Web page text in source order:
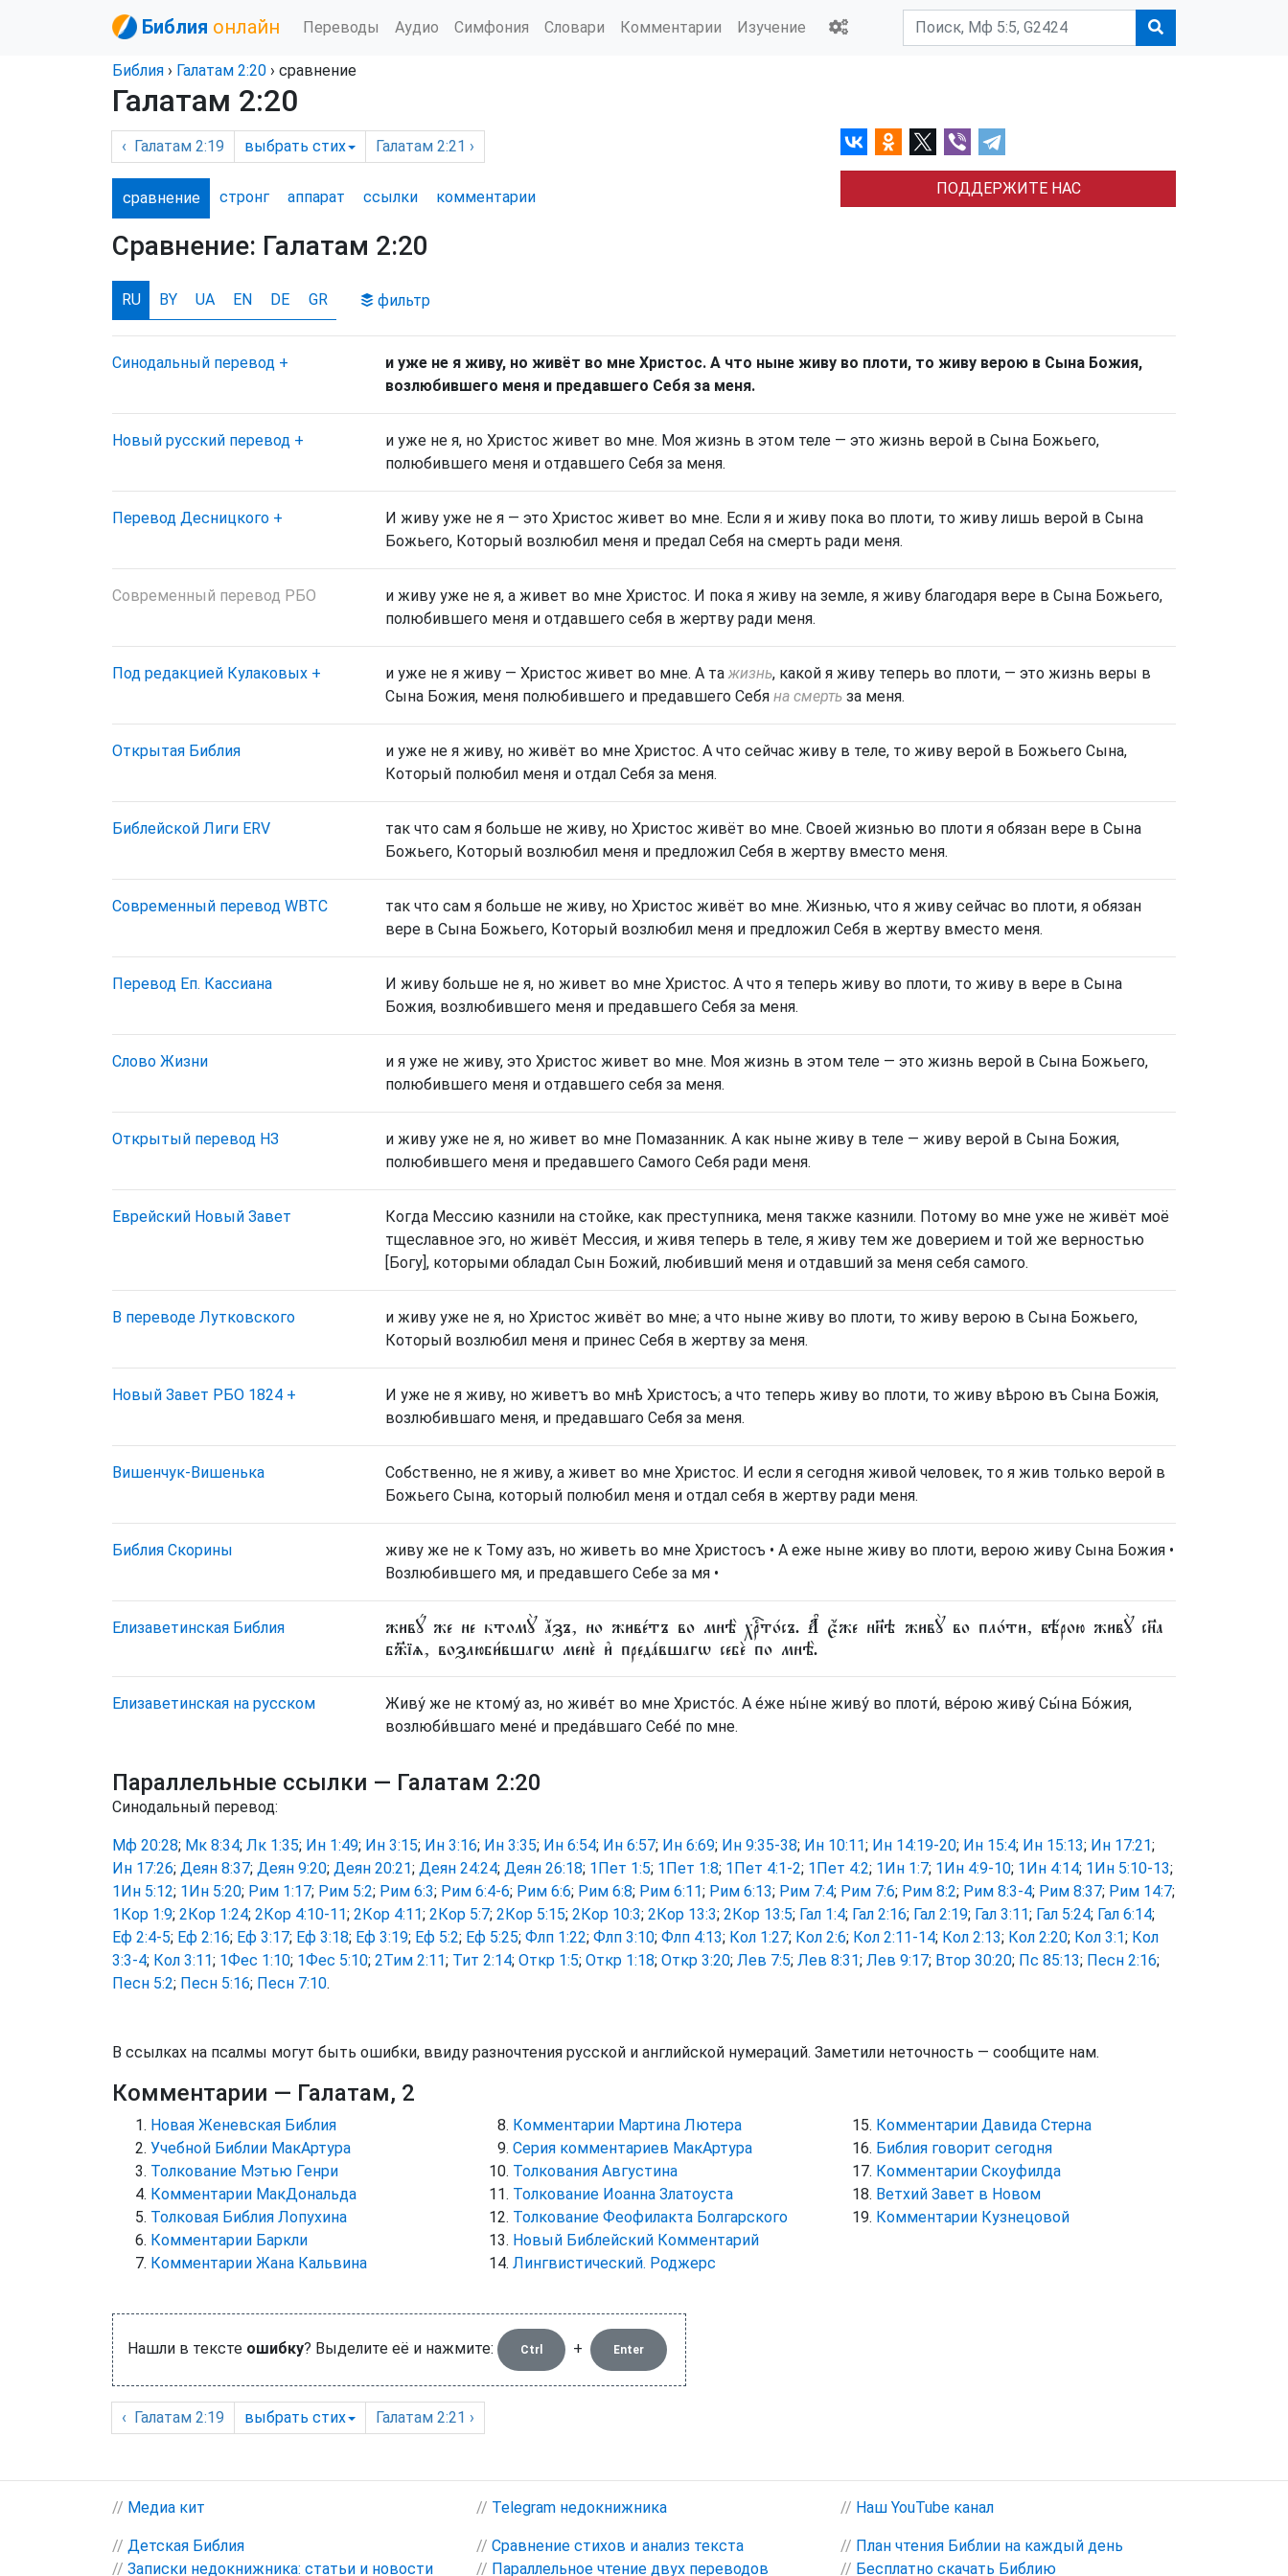
Библия онлайн Переводы Аудио Симфония Словари Комментарии Изучение
Библия › Галатам 2:20 › сравнение
Галатам 2:20
‹ Галатам 2:19 выбрать стих Галатам 2:21 ›
сравнение стронг аппарат ссылки комментарии ПОДДЕРЖИТЕ НАС
Сравнение: Галатам 2:20
RU BY UA EN DE GR фильтр
Синодальный перевод +
и уже не я живу, но живёт во мне Христос. А что ныне живу во плоти, то живу верою в Сына Божия,
возлюбившего меня и предавшего Себя за меня.
Новый русский перевод +
и уже не я, но Христос живет во мне. Моя жизнь в этом теле — это жизнь верой в Сына Божьего,
полюбившего меня и отдавшего Себя за меня.
Перевод Десницкого +
И живу уже не я — это Христос живет во мне. Если я и живу пока во плоти, то живу лишь верой в Сына
Божьего, Который возлюбил меня и предал Себя на смерть ради меня.
Современный перевод РБО
и живу уже не я, а живет во мне Христос. И пока я живу на земле, я живу благодаря вере в Сына Божьего,
полюбившего меня и отдавшего себя в жертву ради меня.
Под редакцией Кулаковых + и уже не я живу — Христос живет во мне. А тажизнь, какой я живу теперь во плоти, — это жизнь веры в
Сына Божия, меня полюбившего и предавшего Себя на смерть за меня.
Открытая Библия
и уже не я живу, но живёт во мне Христос. А что сейчас живу в теле, то живу верой в Божьего Сына,
Который полюбил меня и отдал Себя за меня.
Библейской Лиги ERV
так что сам я больше не живу, но Христос живёт во мне. Своей жизнью во плоти я обязан вере в Сына
Божьего, Который возлюбил меня и предложил Себя в жертву вместо меня.
Cовременный перевод WBTC
так что сам я больше не живу, но Христос живёт во мне. Жизнью, что я живу сейчас во плоти, я обязан
вере в Сына Божьего, Который возлюбил меня и предложил Себя в жертву вместо меня.
Перевод Еп. Кассиана
И живу больше не я, но живет во мне Христос. А что я теперь живу во плоти, то живу в вере в Сына
Божия, возлюбившего меня и предавшего Себя за меня.
Слово Жизни
и я уже не живу, это Христос живет во мне. Моя жизнь в этом теле — это жизнь верой в Сына Божьего,
полюбившего меня и отдавшего себя за меня.
Открытый перевод НЗ
и живу уже не я, но живет во мне Помазанник. А как ныне живу в теле — живу верой в Сына Божия,
полюбившего меня и предавшего Самого Себя ради меня.
Еврейский Новый Завет
Когда Мессию казнили на стойке, как преступника, меня также казнили. Потому во мне уже не живёт моё
тщеславное эго, но живёт Мессия, и живя теперь в теле, я живу тем же доверием и той же верностью
[Богу], которыми обладал Сын Божий, любивший меня и отдавший за меня себя самого.
В переводе Лутковского
и живу уже не я, но Христос живёт во мне; а что ныне живу во плоти, то живу верою в Сына Божьего,
Который возлюбил меня и принес Себя в жертву за меня.
Новый Завет РБО 1824 +
И уже не я живу, но живетъ во мнѣ Христосъ; а что теперь живу во плоти, то живу вѣрою въ Сына Божія,
возлюбившаго меня, и предавшаго Себя за меня.
Вишенчук-Вишенька
Собственно, не я живу, а живет во мне Христос. И если я сегодня живой человек, то я жив только верой в
Божьего Сына, который полюбил меня и отдал себя в жертву ради меня.
Библия Скорины
живу же не к Тому азъ, но живеть во мне Христосъ • А еже ныне живу во плоти, верою живу Сына Божия •
Возлюбившего мя, и предавшего Себе за мя •
Елизаветинская Библия живꙋ́ же не ктомꙋ̀ а҆́зъ, но живе́тъ во мнѣ̀ хрⷭ҇то́съ. А҆ є҆́же нн҃ѣ живꙋ̀ во пло́ти, вѣ́рою живꙋ̀ сн҃а
бж҃їѧ, возлюби́вшагѡ менѐ и҆ преда́вшагѡ себѐ по мнѣ̀.
Елизаветинская на русском
Живу́ же не ктому́ аз, но живе́т во мне Христо́с. А е́же ны́не живу́ во плоти́, ве́рою живу́ Сы́на Бо́жия,
возлюби́вшаго мене́ и преда́вшаго Себе́ по мне.
Параллельные ссылки — Галатам 2:20
Синодальный перевод:
Мф 20:28; Мк 8:34; Лк 1:35; Ин 1:49; Ин 3:15; Ин 3:16; Ин 3:35; Ин 6:54; Ин 6:57; Ин 6:69; Ин 9:35-38; Ин 10:11; Ин 14:19-20; Ин 15:4; Ин 15:13; Ин 17:21;
Ин 17:26; Деян 8:37; Деян 9:20; Деян 20:21; Деян 24:24; Деян 26:18; 1Пет 1:5; 1Пет 1:8; 1Пет 4:1-2; 1Пет 4:2; 1Ин 1:7; 1Ин 4:9-10; 1Ин 4:14; 1Ин 5:10-13;
1Ин 5:12; 1Ин 5:20; Рим 1:17; Рим 5:2; Рим 6:3; Рим 6:4-6; Рим 6:6; Рим 6:8; Рим 6:11; Рим 6:13; Рим 7:4; Рим 7:6; Рим 8:2; Рим 8:3-4; Рим 8:37; Рим 14:7;
1Кор 1:9; 2Кор 1:24; 2Кор 4:10-11; 2Кор 4:11; 2Кор 5:7; 2Кор 5:15; 2Кор 10:3; 2Кор 13:3; 2Кор 13:5; Гал 1:4; Гал 2:16; Гал 2:19; Гал 3:11; Гал 5:24; Гал 6:14;
Еф 2:4-5; Еф 2:16; Еф 3:17; Еф 3:18; Еф 3:19; Еф 5:2; Еф 5:25; Флп 1:22; Флп 3:10; Флп 4:13; Кол 1:27; Кол 2:6; Кол 2:11-14; Кол 2:13; Кол 2:20; Кол 3:1; Кол
3:3-4; Кол 3:11; 1Фес 1:10; 1Фес 5:10; 2Тим 2:11; Тит 2:14; Откр 1:5; Откр 1:18; Откр 3:20; Лев 7:5; Лев 8:31; Лев 9:17; Втор 30:20; Пс 85:13; Песн 2:16;
Песн 5:2; Песн 5:16; Песн 7:10.
В ссылках на псалмы могут быть ошибки, ввиду разночтения русской и английской нумераций. Заметили неточность — сообщите нам.
Комментарии — Галатам, 2
Новая Женевская Библия
Учебной Библии МакАртура
Толкование Мэтью Генри
Комментарии МакДональда
Толковая Библия Лопухина
Комментарии Баркли
Комментарии Жана Кальвина
Комментарии Мартина Лютера
Серия комментариев МакАртура
Толкования Августина
Толкование Иоанна Златоуста
Толкование Феофилакта Болгарского
Новый Библейский Комментарий
Лингвистический. Роджерс
Комментарии Давида Стерна
Библия говорит сегодня
Комментарии Скоуфилда
Ветхий Завет в Новом
Комментарии Кузнецовой
Нашли в тексте ошибку? Выделите её и нажмите: Ctrl + Enter
‹ Галатам 2:19 выбрать стих Галатам 2:21 ›
// Медиа кит // Telegram недокнижника // Наш YouTube канал
// Детская Библия
// Записки недокнижника: статьи и новости
// Сравнение стихов и анализ текста
// Параллельное чтение двух переводов
// План чтения Библии на каждый день
// Бесплатно скачать Библию